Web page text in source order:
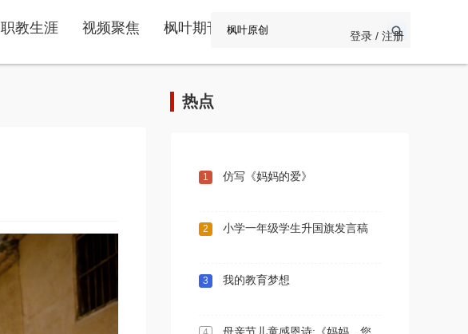
职教生涯 视频聚焦 枫叶期刊 登录 / 注册
热点
1 仿写《妈妈的爱》
2 小学一年级学生升国旗发言稿
3 我的教育梦想